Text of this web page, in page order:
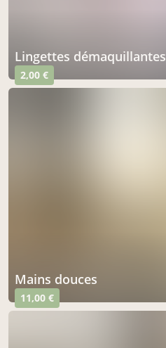
lingettes démaquillantes
2,00 €
mains douces
11,00 €